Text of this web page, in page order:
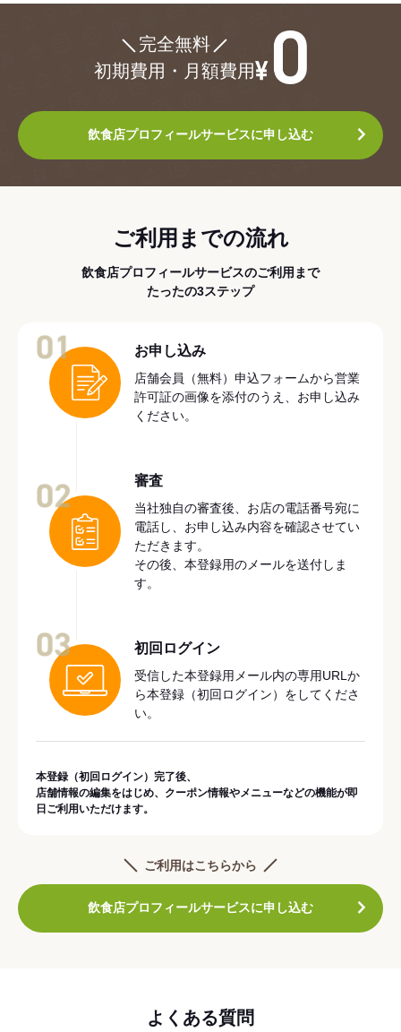
完全無料
初期費用・月額費用
飲食店プロフィールサービスに申し込む
ご利用までの流れ
飲食店プロフィールサービスのご利用まで
たったの3ステップ
お申し込み
店舗会員（無料）申込フォームから営業
許可証の画像を添付のうえ、お申し込み
ください。
審査
当社独自の審査後、お店の電話番号宛に
電話し、お申し込み内容を確認させてい
ただきます。
その後、本登録用のメールを送付しま
す。
初回ログイン
受信した本登録用メール内の専用URLか
ら本登録（初回ログイン）をしてくださ
い。
本登録（初回ログイン）完了後、
店舗情報の編集をはじめ、クーポン情報やメニューなどの機能が即
日ご利用いただけます。
ご利用はこちらから
飲食店プロフィールサービスに申し込む
よくある質問